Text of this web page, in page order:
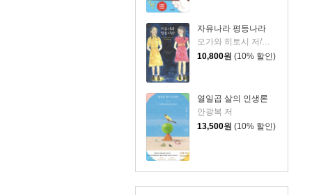
자유나라 평등나라
10,800원 (10% 할인)
열일곱 살의 인생론
안광복 저
13,500원 (10% 할인)